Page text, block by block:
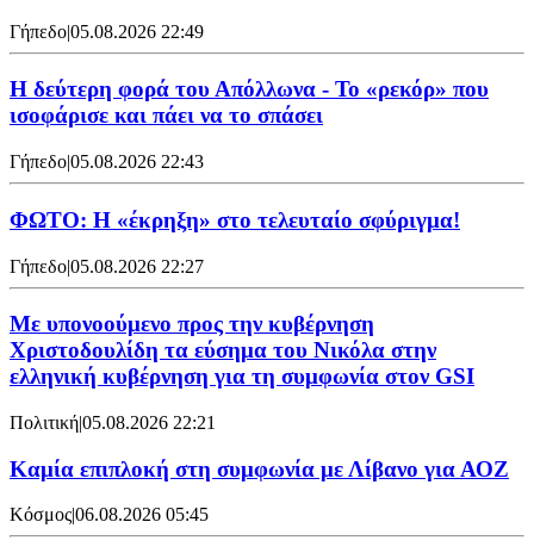
Γήπεδο|05.08.2026 22:49
Η δεύτερη φορά του Απόλλωνα - Το «ρεκόρ» που
ισοφάρισε και πάει να το σπάσει
Γήπεδο|05.08.2026 22:43
ΦΩΤΟ: Η «έκρηξη» στο τελευταίο σφύριγμα!
Γήπεδο|05.08.2026 22:27
Με υπονοούμενο προς την κυβέρνηση
Χριστοδουλίδη τα εύσημα του Νικόλα στην
ελληνική κυβέρνηση για τη συμφωνία στον GSI
Πολιτική|05.08.2026 22:21
Καμία επιπλοκή στη συμφωνία με Λίβανο για ΑΟΖ
Κόσμος|06.08.2026 05:45